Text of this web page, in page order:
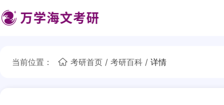
当前位置： 考研首页 / 考研百科 / 详情